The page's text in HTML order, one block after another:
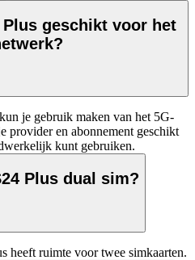
Plus geschikt voor het
je gebruik maken van het 5G-
provider en abonnement geschikt
kunt gebruiken.
Plus dual sim?
heeft ruimte voor twee simkaarten.